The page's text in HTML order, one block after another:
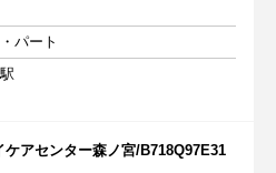
パート
アセンター森ノ宮/B718Q97E31